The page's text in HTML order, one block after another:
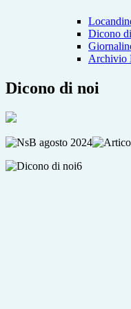
Dicono
Archivio
Dicono di noi